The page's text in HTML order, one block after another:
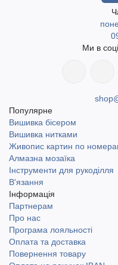
Ми в
Популярне
Вишивка бісером
Вишивка нитками
Живопис картин по
Алмазна мозаїка
Інструменти для рукоділля
В'язання
Інформація
Партнерам
Про нас
Програма лояльності
Оплата та доставка
Повернення товару